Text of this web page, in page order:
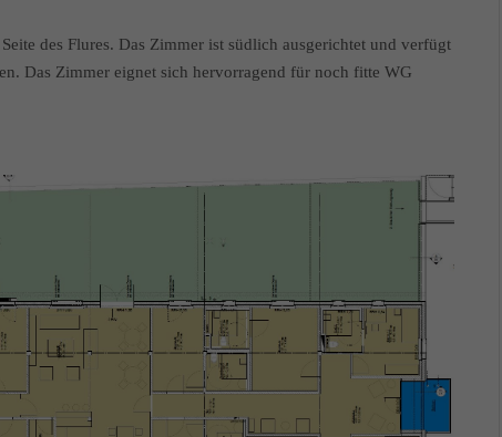
des Flures. Das Zimmer ist südlich ausgerichtet und verfügt
Das Zimmer eignet sich hervorragend für noch fitte WG